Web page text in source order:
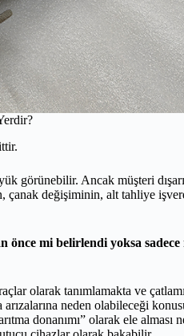
görünebilir. Ancak müşteri
çanak değişiminin, alt tahliye
mi belirlendi yoksa sadece
olarak tanımlamakta ve
neden olabileceği
donanımı” olarak ele alması